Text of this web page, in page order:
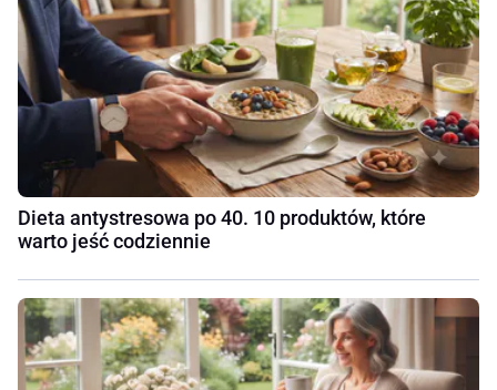
Dieta antystresowa po 40. 10 produktów, które
warto jeść codziennie